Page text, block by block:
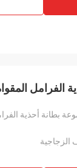
بطانة أحذية
الزجاجية